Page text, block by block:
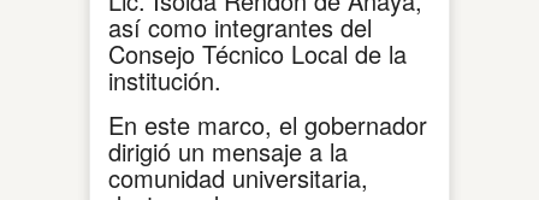
así como integrantes del
Consejo Técnico Local de la
institución.
En este marco, el gobernador
dirigió un mensaje a la
comunidad universitaria,